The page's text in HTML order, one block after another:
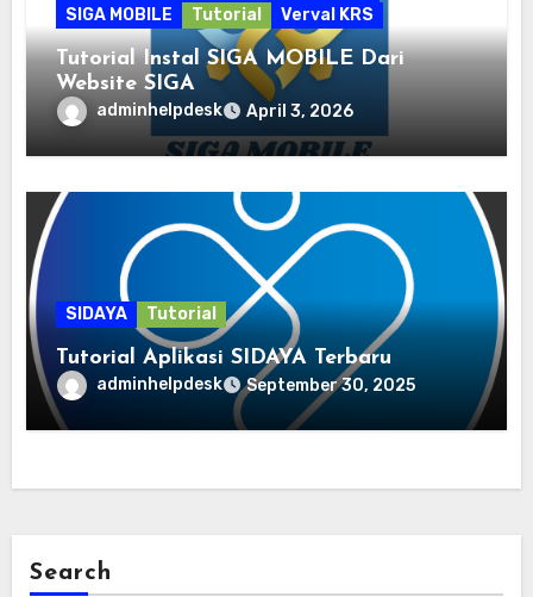
SIGA MOBILE
Tutorial Verval KRS
Tutorial Instal SIGA MOBILE Dari
Website SIGA
adminhelpdesk April 3, 2026
SIDAYA Tutorial
Tutorial Aplikasi SIDAYA Terbaru
adminhelpdesk September 30, 2025
Search